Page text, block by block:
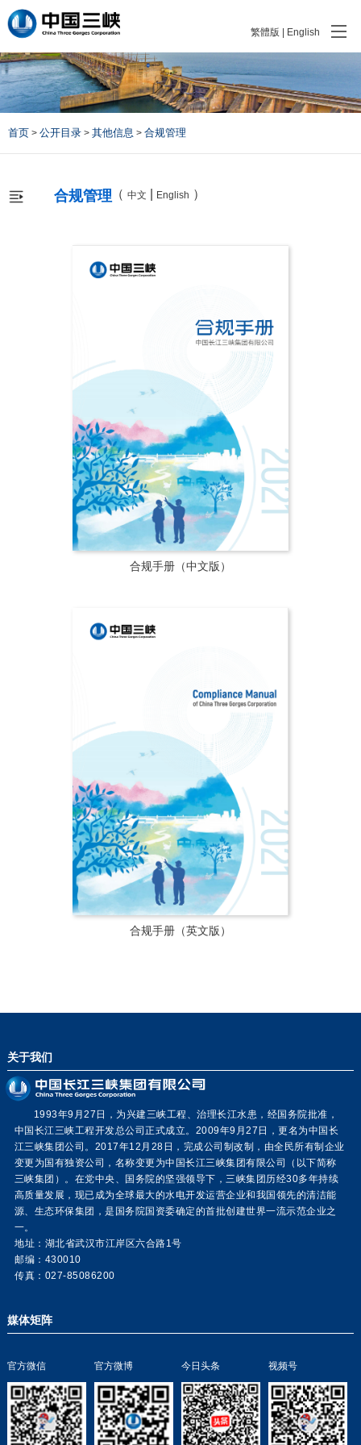
繁體版 English
首页 > 公开目录 > 其他信息 > 合规管理
合规管理 （ 中文 English ）
合规手册（中文版）
合规手册（英文版）
关于我们
1993年9月27日，为兴建三峡工程、治理长江水患，经国务院批准，
中国长江三峡工程开发总公司正式成立。2009年9月27日，更名为中国长
江三峡集团公司。2017年12月28日，完成公司制改制，由全民所有制企业
变更为国有独资公司，名称变更为中国长江三峡集团有限公司（以下简称
三峡集团）。在党中央、国务院的坚强领导下，三峡集团历经30多年持续
高质量发展，现已成为全球最大的水电开发运营企业和我国领先的清洁能
源、生态环保集团，是国务院国资委确定的首批创建世界一流示范企业之
一。
地址：湖北省武汉市江岸区六合路1号
邮编：430010
传真：027-85086200
媒体矩阵
官方微信 官方微博 今日头条 视频号